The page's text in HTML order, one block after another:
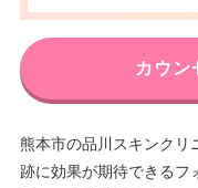
カウン
熊本市の品川スキンクリ
跡に効果が期待できるフ